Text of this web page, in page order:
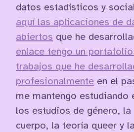
datos estadísticos y
aquí las aplicaciones de
abiertos que he
enlace tengo un
trabajos que he
profesionalmente en el
me mantengo estudiando
los estudios de género,
cuerpo, la teoría queer y